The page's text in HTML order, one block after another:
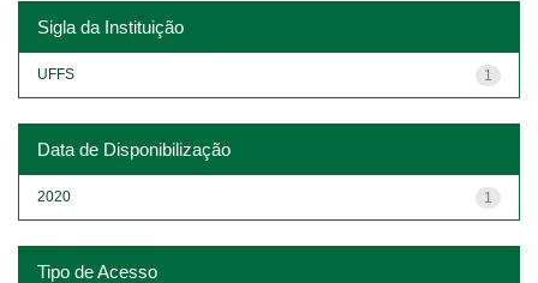
Sigla da Instituição
1
UFFS
Data de Disponibilização
1
2020
Tipo de Acesso